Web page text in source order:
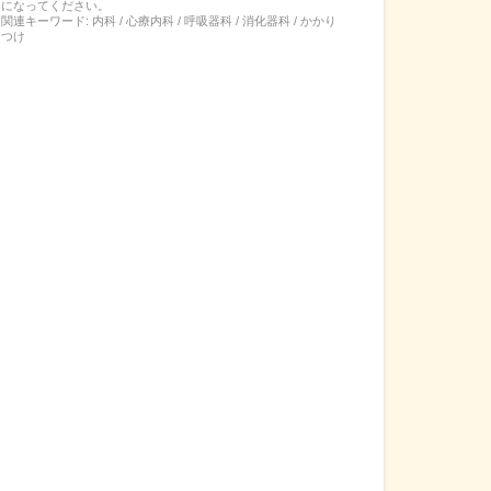
になってください。
関連キーワード: 内科 / 心療内科 / 呼吸器科 / 消化器科 / かかり
つけ